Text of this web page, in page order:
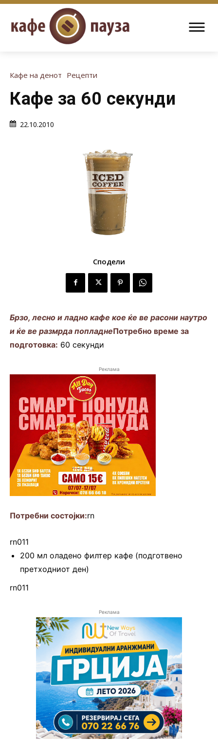
Кафе на денот Рецепти
Кафе за 60 секунди
22.10.2010
Сподели
Брзо, лесно и ладно кафе кое ќе ве расони наутро
и ќе ве размрда попладнеПотребно време за
подготовка: 60 секунди
Реклама
Потребни состојки:rn
rn011
200 мл оладено филтер кафе (подготвено
претходниот ден)
rn011
Реклама